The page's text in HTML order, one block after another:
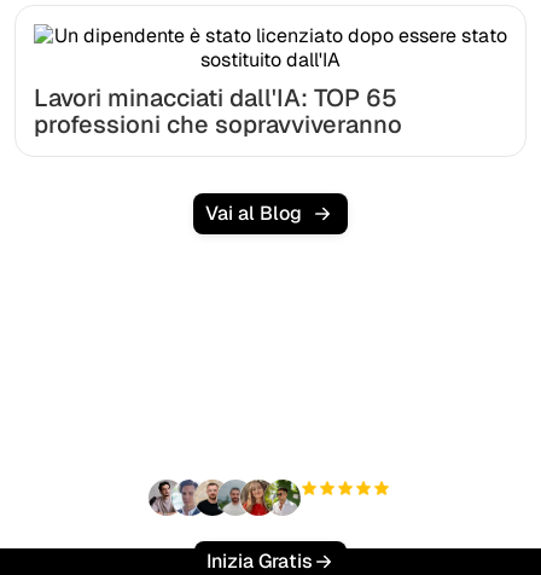
Lavori minacciati dall'IA: TOP 65
professioni che sopravviveranno
Vai al Blog
Inizia Gratis